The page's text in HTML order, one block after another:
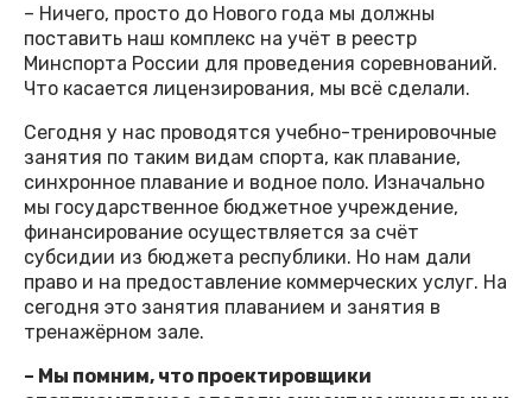
– Ничего, просто до Нового года мы должны
поставить наш комплекс на учёт в реестр
Минспорта России для проведения соревнований.
Что касается лицензирования, мы всё сделали.
Сегодня у нас проводятся учебно-тренировочные
занятия по таким видам спорта, как плавание,
синхронное плавание и водное поло. Изначально
мы государственное бюджетное учреждение,
финансирование осуществляется за счёт
субсидии из бюджета республики. Но нам дали
право и на предоставление коммерческих услуг. На
сегодня это занятия плаванием и занятия в
тренажёрном зале.
– Мы помним, что проектировщики